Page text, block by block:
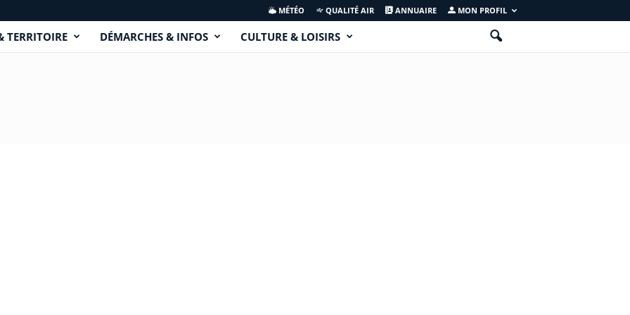
MÉTÉO QUALITÉ AIR ANNUAIRE MON PROFIL
TERRITOIRE DÉMARCHES & INFOS CULTURE & LOISIRS